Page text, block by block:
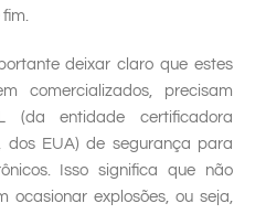
deixar claro que estes
comercializados, precisam
(da entidade certificadora
dos EUA) de segurança para
Isso significa que não
ocasionar explosões, ou seja,